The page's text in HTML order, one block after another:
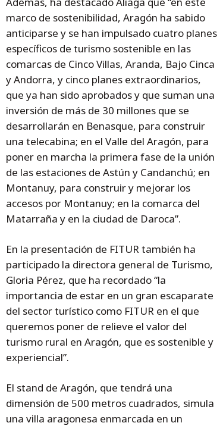
marco de sostenibilidad, Aragón ha sabido
anticiparse y se han impulsado cuatro planes
específicos de turismo sostenible en las
comarcas de Cinco Villas, Aranda, Bajo Cinca
y Andorra, y cinco planes extraordinarios,
que ya han sido aprobados y que suman una
inversión de más de 30 millones que se
desarrollarán en Benasque, para construir
una telecabina; en el Valle del Aragón, para
poner en marcha la primera fase de la unión
de las estaciones de Astún y Candanchú; en
Montanuy, para construir y mejorar los
accesos por Montanuy; en la comarca del
Matarraña y en la ciudad de Daroca”.
En la presentación de FITUR también ha
participado la directora general de Turismo,
Gloria Pérez, que ha recordado “la
importancia de estar en un gran escaparate
del sector turístico como FITUR en el que
queremos poner de relieve el valor del
turismo rural en Aragón, que es sostenible y
experiencial”.
El stand de Aragón, que tendrá una
dimensión de 500 metros cuadrados, simula
una villa aragonesa enmarcada en un